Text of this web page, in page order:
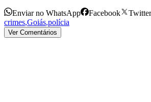
Enviar no WhatsApp Facebook
Twitter
crimes,Goiás,polícia
Ver Comentários